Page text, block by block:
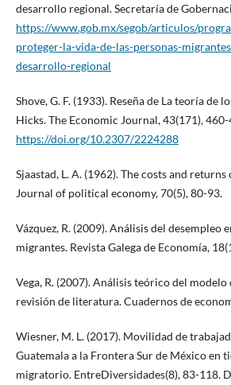
desarrollo regional. Secretaría de
https://www.gob.mx/segob/articulos/
proteger-la-vida-de-las-personas-
desarrollo-regional
Shove, G. F. (1933). Reseña de La teoría de
Hicks. The Economic Journal, 43(171),
https://doi.org/10.2307/2224288
Sjaastad, L. A. (1962). The costs and
Journal of political economy, 70(5), 80-93.
Vázquez, R. (2009). Análisis del desempleo
migrantes. Revista Galega de Economía,
Vega, R. (2007). Análisis teórico del
revisión de literatura. Cuadernos de
Wiesner, M. L. (2017). Movilidad de
Guatemala a la Frontera Sur de México en
migratorio. EntreDiversidades(8), 83-118.